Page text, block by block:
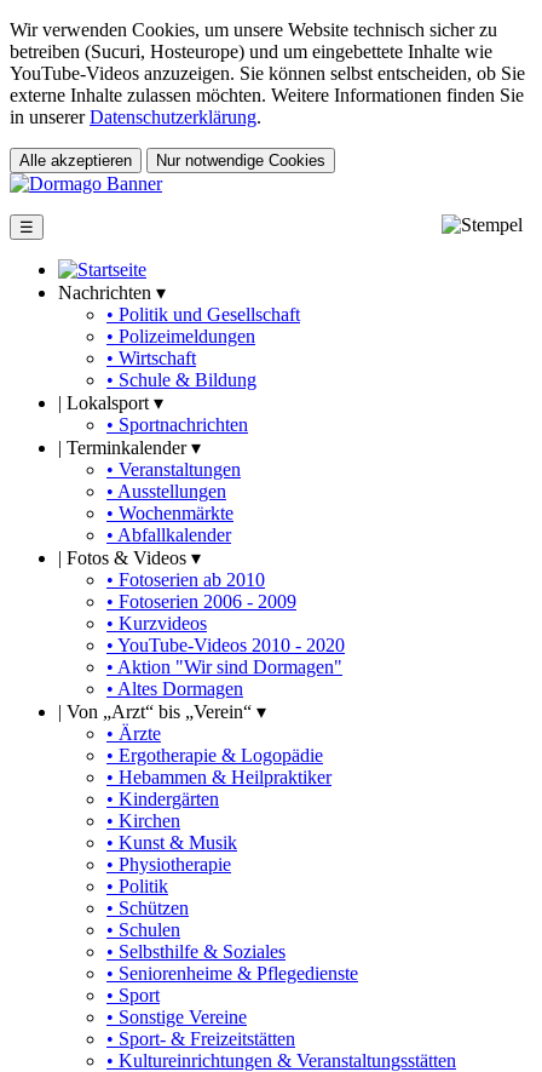
Wir verwenden Cookies, um unsere Website technisch sicher zu
betreiben (Sucuri, Hosteurope) und um eingebettete Inhalte wie
YouTube-Videos anzuzeigen. Sie können selbst entscheiden, ob Sie
externe Inhalte zulassen möchten. Weitere Informationen finden Sie
in unsererDatenschutzerklärung.
Alle akzeptieren Nur notwendige Cookies
☰
Nachrichten ▾
• Politik und Gesellschaft
• Polizeimeldungen
• Wirtschaft
• Schule & Bildung
| Lokalsport ▾
• Sportnachrichten
| Terminkalender ▾
• Veranstaltungen
• Ausstellungen
• Wochenmärkte
• Abfallkalender
| Fotos & Videos ▾
• Fotoserien ab 2010
• Fotoserien 2006 - 2009
• Kurzvideos
• YouTube-Videos 2010 - 2020
• Aktion "Wir sind Dormagen"
• Altes Dormagen
| Von „Arzt“ bis „Verein“ ▾
• Ärzte
• Ergotherapie & Logopädie
• Hebammen & Heilpraktiker
• Kindergärten
• Kirchen
• Kunst & Musik
• Physiotherapie
• Politik
• Schützen
• Schulen
• Selbsthilfe & Soziales
• Seniorenheime & Pflegedienste
• Sport
• Sonstige Vereine
• Sport- & Freizeitstätten
• Kultureinrichtungen & Veranstaltungsstätten